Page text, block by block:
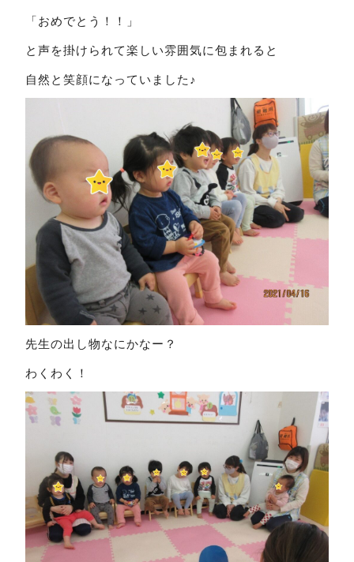
「おめでとう！！」
と声を掛けられて楽しい雰囲気に包まれると
自然と笑顔になっていました♪
先生の出し物なにかなー？
わくわく！